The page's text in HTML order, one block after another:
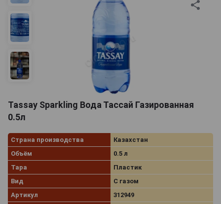
Tassay Sparkling Вода Тассай Газированная
0.5л
Страна производства
Казахстан
Объём
0.5 л
Тара
Пластик
Вид
С газом
Артикул
312949